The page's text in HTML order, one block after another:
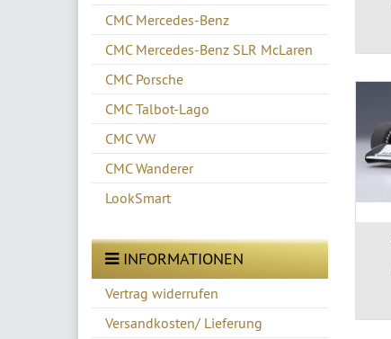
CMC Mercedes-Benz
CMC Mercedes-Benz SLR McLaren
CMC Porsche
CMC Talbot-Lago
CMC VW
CMC Wanderer
LookSmart
INFORMATIONEN
Vertrag widerrufen
Versandkosten/ Lieferung